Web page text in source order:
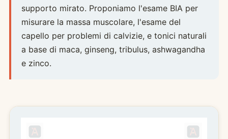
supporto mirato. Proponiamo l'esame BIA per
misurare la massa muscolare, l'esame del
capello per problemi di calvizie, e tonici naturali
a base di maca, ginseng, tribulus, ashwagandha
e zinco.